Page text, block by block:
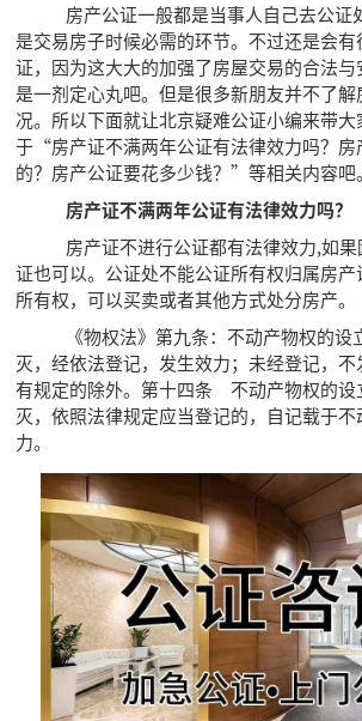
房产公证一般都是当事人自己去公证
是交易房子时候必需的环节。不过还是会
证，因为这大大的加强了房屋交易的合法
是一剂定心丸吧。但是很多新朋友并不了
况。所以下面就让北京疑难公证小编来带
于“房产证不满两年公证有法律效力吗？房
的？房产公证要花多少钱？”等相关内容吧。
房产证不满两年公证有法律效力吗？
房产证不进行公证都有法律效力,如果
证也可以。公证处不能公证所有权归属房
所有权，可以买卖或者其他方式处分房产。
《物权法》第九条：不动产物权的设
灭，经依法登记，发生效力；未经登记，
有规定的除外。第十四条 不动产物权的设
灭，依照法律规定应当登记的，自记载于
力。